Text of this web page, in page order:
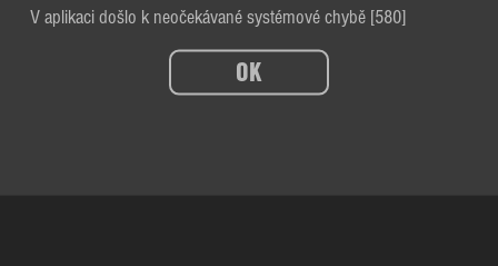
V aplikaci došlo k neočekávané systémové chybě [580]
OK